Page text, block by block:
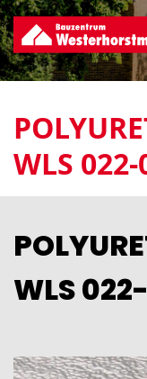
Direkt
zum
Inhalt
WLS
WLS